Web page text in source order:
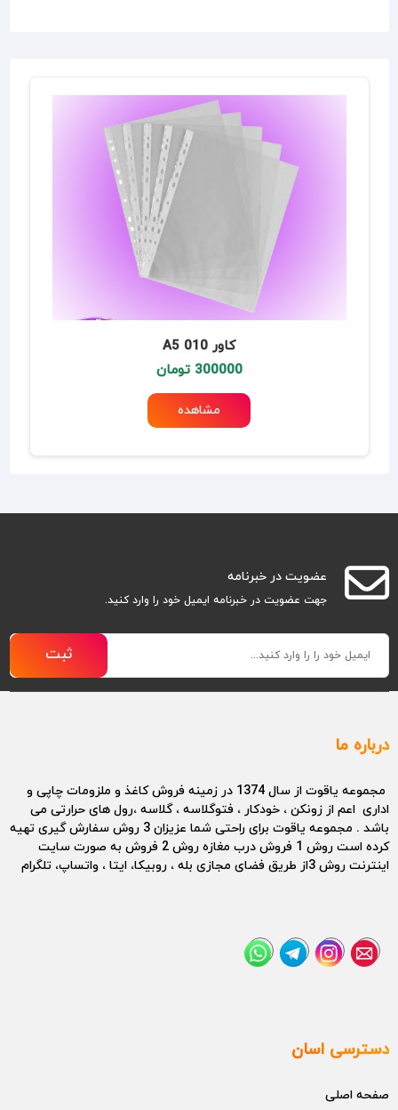
کاور 010 A5
300000 تومان
مشاهده
عضویت در خبرنامه
جهت عضویت در خبرنامه ایمیل خود را وارد کنید.
ثبت
درباره ما
مجموعه یاقوت از سال 1374 در زمینه فروش کاغذ و ملزومات چاپی و
اداری اعم از زونکن ، خودکار ، فتوگلاسه ، گلاسه ،رول های حرارتی می
باشد . مجموعه یاقوت برای راحتی شما عزیزان 3 روش سفارش گیری تهیه
کرده است روش 1 فروش درب مغازه روش 2 فروش به صورت سایت
اینترنت روش 3از طریق فضای مجازی بله ، روبیکا، ایتا ، واتساپ، تلگرام
دسترسی اسان
صفحه اصلی